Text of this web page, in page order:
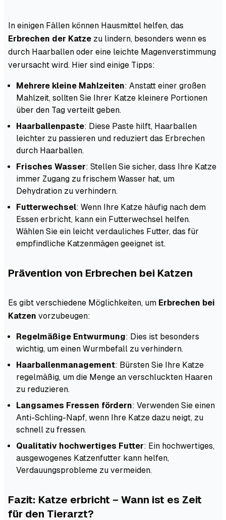
In einigen Fällen können Hausmittel helfen, das
Erbrechen der Katze zu lindern, besonders wenn es
durch Haarballen oder eine leichte Magenverstimmung
verursacht wird. Hier sind einige Tipps:
Mehrere kleine Mahlzeiten: Anstatt einer großen
Mahlzeit, sollten Sie Ihrer Katze kleinere Portionen
über den Tag verteilt geben.
Haarballenpaste: Diese Paste hilft, Haarballen
leichter zu passieren und reduziert das Erbrechen
durch Haarballen.
Frisches Wasser: Stellen Sie sicher, dass Ihre Katze
immer Zugang zu frischem Wasser hat, um
Dehydration zu verhindern.
Futterwechsel: Wenn Ihre Katze häufig nach dem
Essen erbricht, kann ein Futterwechsel helfen.
Wählen Sie ein leicht verdauliches Futter, das für
empfindliche Katzenmägen geeignet ist.
Prävention von Erbrechen bei Katzen
Es gibt verschiedene Möglichkeiten, um Erbrechen bei
Katzen vorzubeugen:
Regelmäßige Entwurmung: Dies ist besonders
wichtig, um einen Wurmbefall zu verhindern.
Haarballenmanagement: Bürsten Sie Ihre Katze
regelmäßig, um die Menge an verschluckten Haaren
zu reduzieren.
Langsames Fressen fördern: Verwenden Sie einen
Anti-Schling-Napf, wenn Ihre Katze dazu neigt, zu
schnell zu fressen.
Qualitativ hochwertiges Futter: Ein hochwertiges,
ausgewogenes Katzenfutter kann helfen,
Verdauungsprobleme zu vermeiden.
Fazit: Katze erbricht – Wann ist es Zeit
für den Tierarzt?